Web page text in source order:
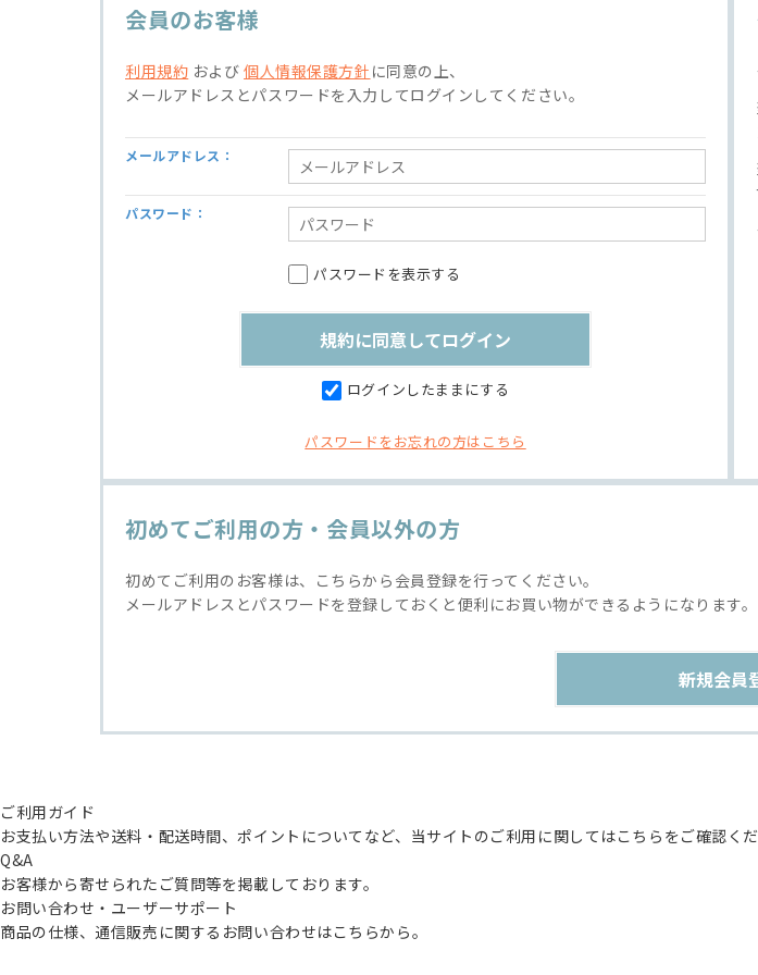
会員のお客様
利用規約 および個人情報保護方針 に同意の上、
メールアドレスとパスワードを入力してログインしてください。
メールアドレス：
パスワード：
パスワードを表示する
ログインしたままにする
パスワードをお忘れの方はこちら
初めてご利用の方・会員以外の方
初めてご利用のお客様は、こちらから会員登録を行ってください。
メールアドレスとパスワードを登録しておくと便利にお買い物ができるようになります。
ご利用ガイド
お支払い方法や送料・配送時間、ポイントについてなど、当サイトのご利用に関してはこちらをご確認くだ
Q&A
お客様から寄せられたご質問等を掲載しております。
お問い合わせ・ユーザーサポート
商品の仕様、通信販売に関するお問い合わせはこちらから。